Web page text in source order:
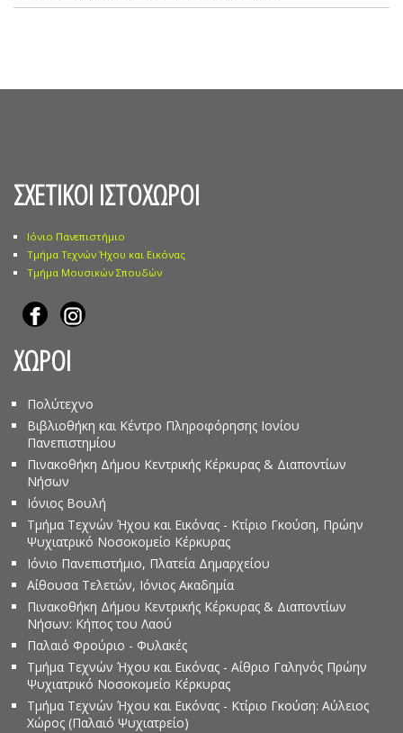
ΣΧΕΤΙΚΟΙ ΙΣΤΟΧΩΡΟΙ
Ιόνιο Πανεπιστήμιο
Τμήμα Τεχνών Ήχου και Εικόνας
Τμήμα Μουσικών Σπουδών
ΧΩΡΟΙ
Πολύτεχνο
Βιβλιοθήκη και Κέντρο Πληροφόρησης Ιονίου
Πανεπιστημίου
Πινακοθήκη Δήμου Κεντρικής Κέρκυρας & Διαποντίων
Νήσων
Ιόνιος Βουλή
Τμήμα Τεχνών Ήχου και Εικόνας - Κτίριο Γκούση, Πρώην
Ψυχιατρικό Νοσοκομείο Κέρκυρας
Ιόνιο Πανεπιστήμιο, Πλατεία Δημαρχείου
Αίθουσα Τελετών, Ιόνιος Ακαδημία
Πινακοθήκη Δήμου Κεντρικής Κέρκυρας & Διαποντίων
Νήσων: Κήπος του Λαού
Παλαιό Φρούριο - Φυλακές
Τμήμα Τεχνών Ήχου και Εικόνας - Αίθριο Γαληνός Πρώην
Ψυχιατρικό Νοσοκομείο Κέρκυρας
Τμήμα Τεχνών Ήχου και Εικόνας - Κτίριο Γκούση: Αύλειος
Χώρος (Παλαιό Ψυχιατρείο)